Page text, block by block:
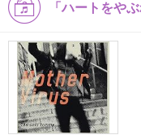
「ハートをや